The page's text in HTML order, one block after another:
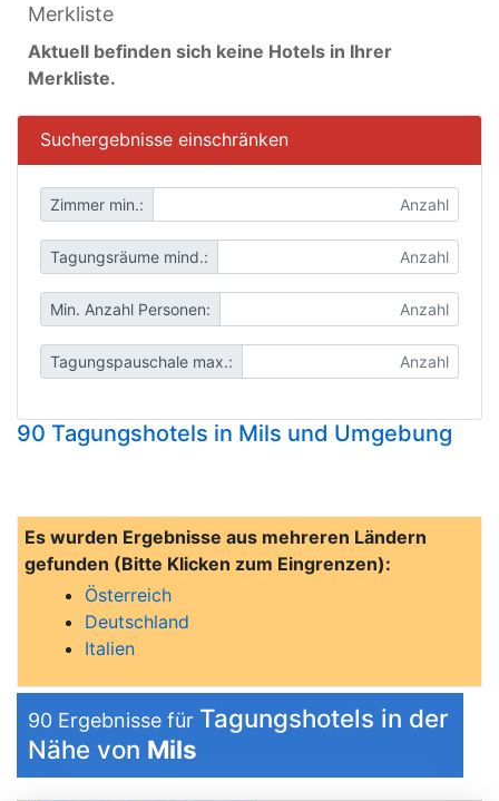
Merkliste
Aktuell befinden sich keine Hotels in Ihrer
Merkliste.
Suchergebnisse einschränken
Zimmer min.:
Tagungsräume mind.:
Min. Anzahl Personen:
Tagungspauschale max.:
90 Tagungshotels in Mils und Umgebung
Es wurden Ergebnisse aus mehreren Ländern
gefunden (Bitte Klicken zum Eingrenzen):
Österreich
Deutschland
Italien
90 Ergebnisse für Tagungshotels in der
Nähe von Mils